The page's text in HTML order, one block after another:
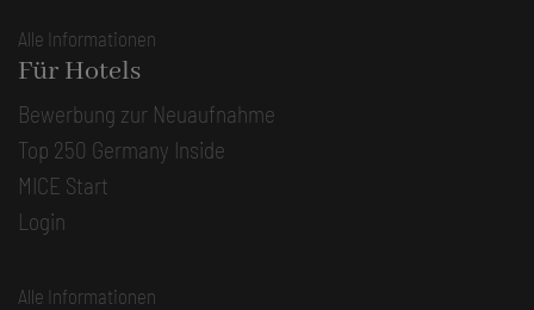
Alle Informationen
Für Hotels
Bewerbung zur Neuaufnahme
Top 250 Germany Inside
MICE Start
Login
Alle Informationen